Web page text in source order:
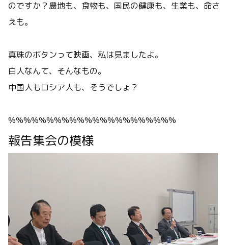
のですか？農地も、食物も、国民の健康も、生業も、命さ
えも。
真珠のボタンって映画、私は見ましたよ。
白人なんて、そんなもの。
中国人もロシア人も、そうでしょ？
%%%%%%%%%%%%%%%%%%%%%%
報告集会の模様